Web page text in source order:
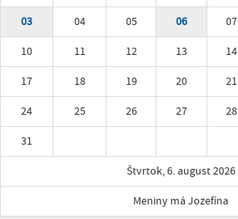
03
04 05 06 07
10
11 12 13 14
17
18 19 20 21
24
25 26 27 28
31
Štvrtok, 6. august 2026
Meniny má Jozefína